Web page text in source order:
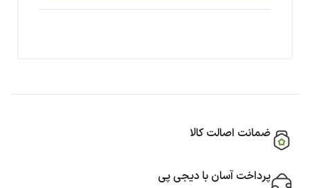
ضمانت اصالت کالا
پرداخت آسان با دیجی پی